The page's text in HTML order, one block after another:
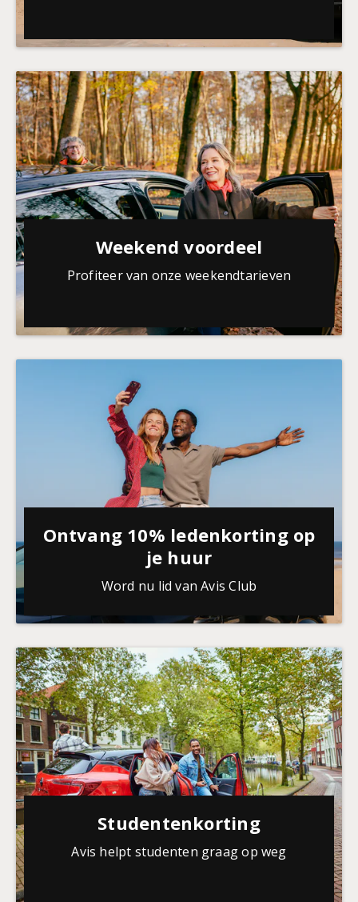
Weekend voordeel
Profiteer van onze weekendtarieven
Ontvang 10% ledenkorting op
je huur
Word nu lid van Avis Club
Studentenkorting
Avis helpt studenten graag op weg